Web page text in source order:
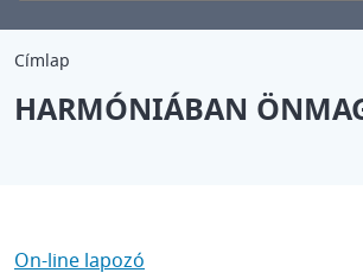
Címlap
HARMÓNIÁBAN
On-line lapozó